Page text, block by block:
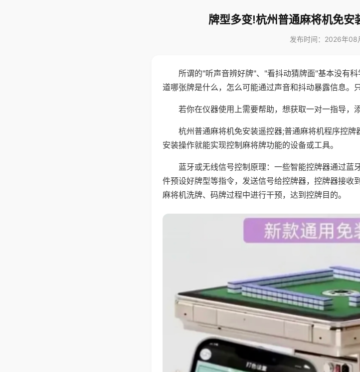
牌型多变!杭州普通麻将机免安
发布时间：2026年08
所谓的"听声音辨好牌"、"看抖动猜牌面"基本没有
道哪张牌是什么，怎么可能通过声音和抖动暴露信息。
若你在仪器使用上需要帮助，想获取一对一指导，
杭州普通麻将机免安装遥控器;普通麻将机程序控
安装操作就能实现控制麻将牌功能的设备或工具。
蓝牙或无线信号控制原理：一些智能控牌器通过蓝
件预设好牌型等指令，发送信号给控牌器，控牌器接收
麻将机洗牌、码牌过程中进行干预，达到控牌目的。